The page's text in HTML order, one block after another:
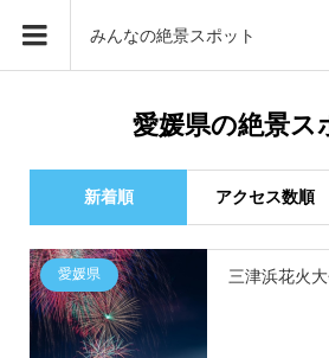
みんなの絶景スポット
愛媛県の絶景ス
新着順 アクセス数順
愛媛県 三津浜花火